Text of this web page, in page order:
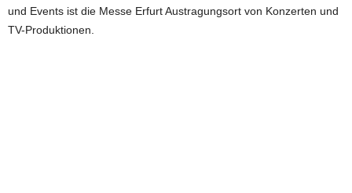
und Events ist die Messe Erfurt Austragungsort von Konzerten und
TV-Produktionen.